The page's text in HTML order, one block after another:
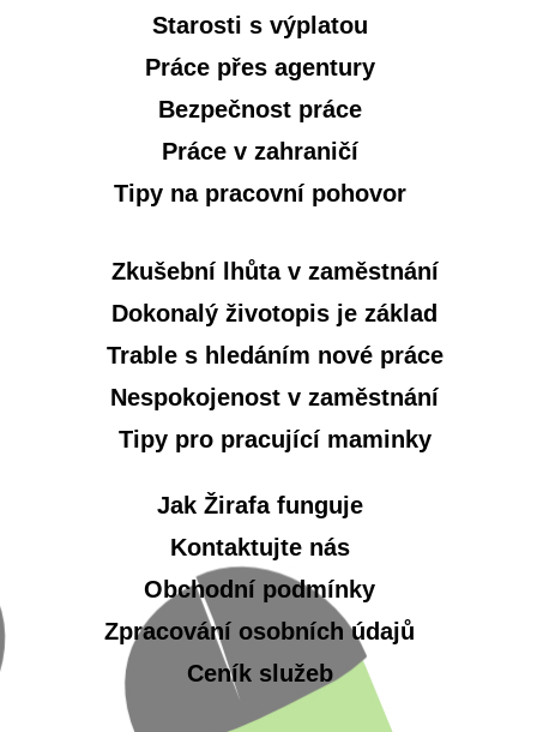
Starosti s výplatou
Práce přes agentury
Bezpečnost práce
Práce v zahraničí
Tipy na pracovní pohovor
Zkušební lhůta v zaměstnání
Dokonalý životopis je základ
Trable s hledáním nové práce
Nespokojenost v zaměstnání
Tipy pro pracující maminky
Jak Žirafa funguje
Kontaktujte nás
Obchodní podmínky
Zpracování osobních údajů
Ceník služeb